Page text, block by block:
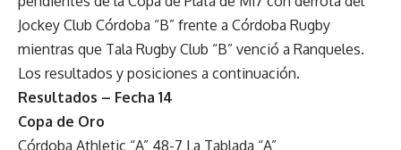
Jockey Club Córdoba “B” frente a Córdoba Rugby
mientras que Tala Rugby Club “B” venció a Ranqueles.
Los resultados y posiciones a continuación.
Resultados – Fecha 14
Copa de Oro
Córdoba Athletic “A” 48-7 La Tablada “A”